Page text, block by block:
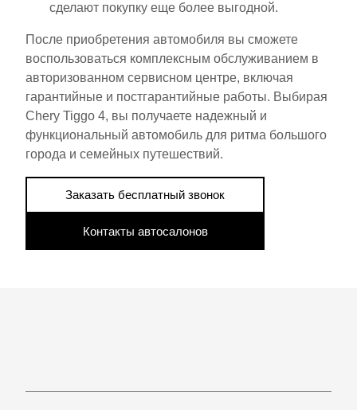
сделают покупку еще более выгодной.
После приобретения автомобиля вы сможете
воспользоваться комплексным обслуживанием в
авторизованном сервисном центре, включая
гарантийные и постгарантийные работы. Выбирая
Chery Tiggo 4, вы получаете надежный и
функциональный автомобиль для ритма большого
города и семейных путешествий.
Заказать бесплатный звонок
Контакты автосалонов